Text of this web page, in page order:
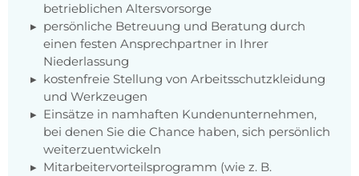
betrieblichen Altersvorsorge
persönliche Betreuung und Beratung durch
einen festen Ansprechpartner in Ihrer
Niederlassung
kostenfreie Stellung von Arbeitsschutzkleidung
und Werkzeugen
Einsätze in namhaften Kundenunternehmen,
bei denen Sie die Chance haben, sich persönlich
weiterzuentwickeln
Mitarbeitervorteilsprogramm (wie z. B.